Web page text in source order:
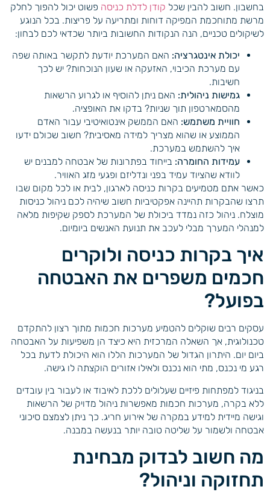
בחשבון. חשוב להבין שכל קודן לדלת כניסה פשוט יכול להפוך לחלק
מרשת מתוחכמת המפיקה דוחות ומתריעה על פריצות. בכל הנוגע
לשיקולים טכניים, הנה הנקודות החשובות ביותר שכדאי לכם לבחון:
יכולת אינטגרציה: האם המערכת יודעת לתקשר באותה שפה
עם מערכת הכיבוי, האזעקה או שעון הנוכחות? יש לכך
חשיבות.
גמישות ניהולית: האם ניתן להוסיף או לגרוע הרשאות
מהסמארטפון תוך שניות? בדקו את האופציה.
חוויית משתמש: האם הממשק אינטואיטיבי עבור האדם
הממוצע או שהוא מצריך למידה מאסיבית? חשוב שכולם ידעו
איך להשתמש במערכת.
עמידות החומרה: בייחוד בפתרונות של אבטחה למבנים יש
לוודא שהציוד עמיד בפני ונדליזם ופגעי מזג האוויר.
כאשר אתם מטמיעים בקרות כניסה לארגון, לבית או לכל מקום שבו
תרצו שהבקרות תהיינה אפקטיביות חשוב שיהיה לכם ניהול כניסות
מוצלח. ניהול כזה נמדד ביכולת של המערכת לספק שקיפות מלאה
למנהלי המערך מבלי לעכב את תנועת האנשים ביומיום.
איך בקרות כניסה ולוקרים
חכמים משפרים את האבטחה
בפועל?
עסקים רבים שוקלים להטמיע מערכות חכמות מתוך רצון להתקדם
טכנולוגית, אך השאלה המרכזית היא כיצד הן משפיעות על האבטחה
ביום יום. היתרון הגדול של המערכות הללו הוא היכולת לדעת בכל
רגע מי נכנס, מתי הוא נכנס ולאילו אזורים הוקצתה לו גישה.
בניגוד למפתחות פיזיים שעלולים ללכת לאיבוד או לעבור בין עובדים
ללא בקרה, מערכות חכמות מאפשרות ניהול מדויק של הרשאות
וגישה מיידית למידע במקרה של אירוע חריג. כך ניתן לצמצם סיכוני
אבטחה ולשמור על שליטה טובה יותר בנעשה במבנה.
מה חשוב לבדוק מבחינת
תחזוקה וניהול?